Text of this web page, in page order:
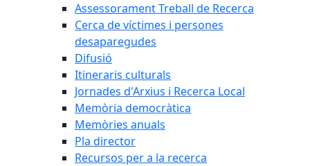
Assessorament Treball de Recerca
Cerca de víctimes i persones
desaparegudes
Difusió
Itineraris culturals
Jornades d'Arxius i Recerca Local
Memòria democràtica
Memòries anuals
Pla director
Recursos per a la recerca